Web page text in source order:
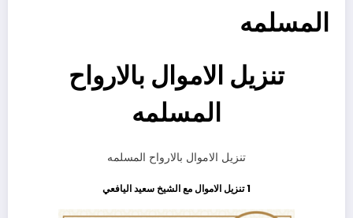
المسلمه
تنزيل الاموال بالارواح
المسلمه
تنزيل الاموال بالارواح المسلمه
1 تنزيل الاموال مع الشيخ سعيد اليافعي